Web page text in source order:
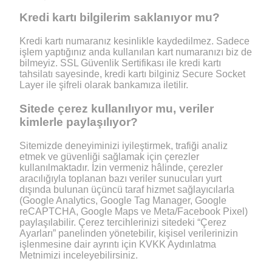
Kredi kartı bilgilerim saklanıyor mu?
Kredi kartı numaranız kesinlikle kaydedilmez. Sadece
işlem yaptığınız anda kullanılan kart numaranızı biz de
bilmeyiz. SSL Güvenlik Sertifikası ile kredi kartı
tahsilatı sayesinde, kredi kartı bilginiz Secure Socket
Layer ile şifreli olarak bankamıza iletilir.
Sitede çerez kullanılıyor mu, veriler
kimlerle paylaşılıyor?
Sitemizde deneyiminizi iyileştirmek, trafiği analiz
etmek ve güvenliği sağlamak için çerezler
kullanılmaktadır. İzin vermeniz hâlinde, çerezler
aracılığıyla toplanan bazı veriler sunucuları yurt
dışında bulunan üçüncü taraf hizmet sağlayıcılarla
(Google Analytics, Google Tag Manager, Google
reCAPTCHA, Google Maps ve Meta/Facebook Pixel)
paylaşılabilir. Çerez tercihlerinizi sitedeki “Çerez
Ayarları” panelinden yönetebilir, kişisel verilerinizin
işlenmesine dair ayrıntı için KVKK Aydınlatma
Metnimizi inceleyebilirsiniz.